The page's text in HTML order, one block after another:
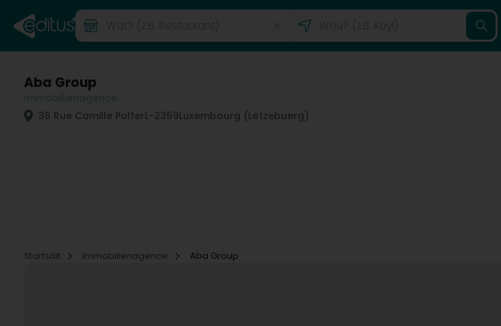
Aba Group
36 Rue Camille PolferL-2359Luxembourg (Lëtzebuerg)
Startsäit
Immobilienagence Aba Group